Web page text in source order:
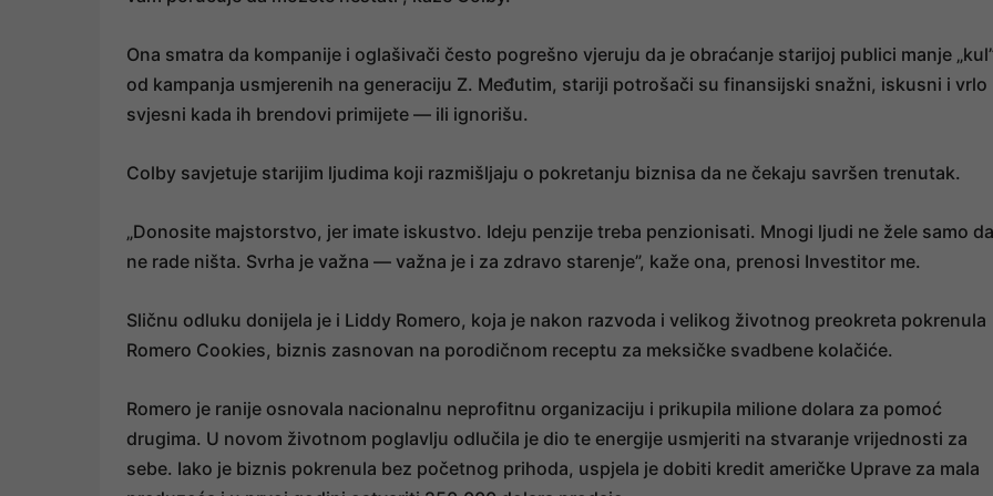
Ona smatra da kompanije i oglašivači često pogrešno vjeruju da je obraćanje starijoj publici manje
od kampanja usmjerenih na generaciju Z. Međutim, stariji potrošači su finansijski snažni, iskusni i vrlo
svjesni kada ih brendovi primijete — ili ignorišu.
Colby savjetuje starijim ljudima koji razmišljaju o pokretanju biznisa da ne čekaju savršen trenutak.
„Donosite majstorstvo, jer imate iskustvo. Ideju penzije treba penzionisati. Mnogi ljudi ne žele samo da
ne rade ništa. Svrha je važna — važna je i za zdravo starenje”, kaže ona, prenosi Investitor me.
Sličnu odluku donijela je i Liddy Romero, koja je nakon razvoda i velikog životnog preokreta pokrenula
Romero Cookies, biznis zasnovan na porodičnom receptu za meksičke svadbene kolačiće.
Romero je ranije osnovala nacionalnu neprofitnu organizaciju i prikupila milione dolara za pomoć
drugima. U novom životnom poglavlju odlučila je dio te energije usmjeriti na stvaranje vrijednosti za
sebe. Iako je biznis pokrenula bez početnog prihoda, uspjela je dobiti kredit američke Uprave za mala